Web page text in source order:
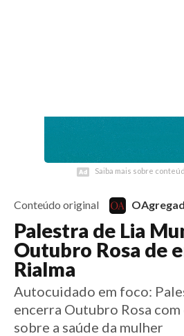
Saiba mais sobre
Saiba mais sobre
Conteúdo original
Palestra de Lia
Outubro Rosa de
Rialma
Autocuidado em foco:
encerra Outubro Rosa
sobre a saúde da mulher